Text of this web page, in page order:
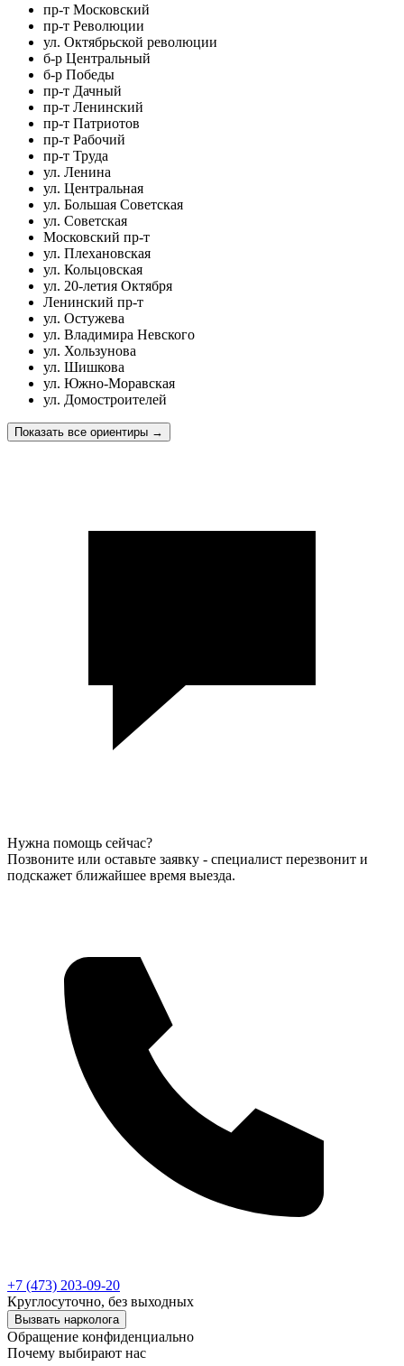
пр-т Московский
пр-т Революции
ул. Октябрьской революции
б-р Центральный
б-р Победы
пр-т Дачный
пр-т Ленинский
пр-т Патриотов
пр-т Рабочий
пр-т Труда
ул. Ленина
ул. Центральная
ул. Большая Советская
ул. Советская
Московский пр-т
ул. Плехановская
ул. Кольцовская
ул. 20-летия Октября
Ленинский пр-т
ул. Остужева
ул. Владимира Невского
ул. Хользунова
ул. Шишкова
ул. Южно-Моравская
ул. Домостроителей
Показать все ориентиры →
Нужна помощь сейчас?
Позвоните или оставьте заявку - специалист перезвонит и
подскажет ближайшее время выезда.
+7 (473) 203-09-20
Круглосуточно, без выходных
Вызвать нарколога
Обращение конфиденциально
Почему выбирают нас